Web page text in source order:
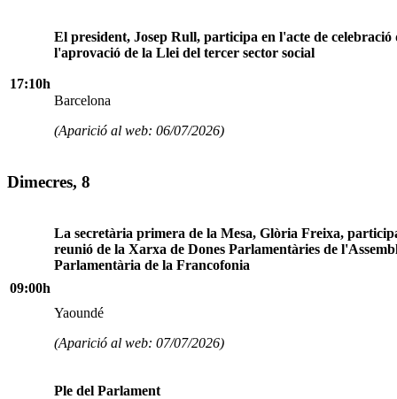
17:10h
El president, Josep Rull, participa en l'acte de celebració
l'aprovació de la Llei del tercer sector social
Barcelona
(Aparició al web: 06/07/2026)
Dimecres, 8
09:00h
La secretària primera de la Mesa, Glòria Freixa,
reunió de la Xarxa de Dones Parlamentàries de
Parlamentària de la Francofonia
Yaoundé
(Aparició al web: 07/07/2026)
Ple del Parlament